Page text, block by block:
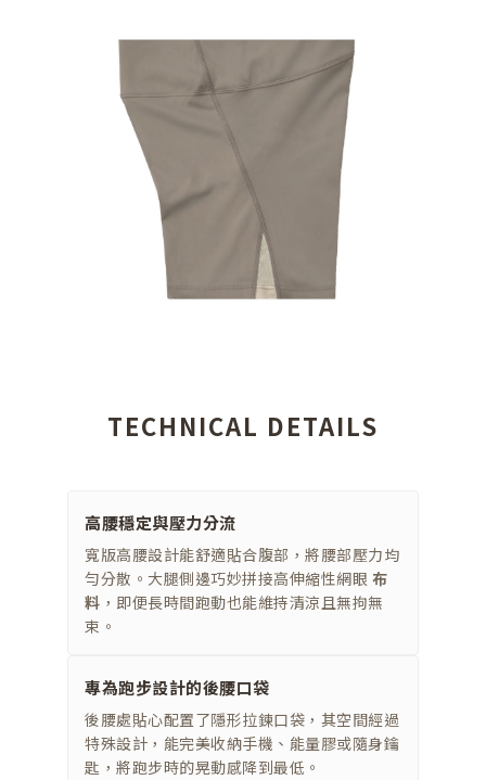
TECHNICAL DETAILS
高腰穩定與壓力分流
寬版高腰設計能舒適貼合腹部，將腰部壓力均
勻分散。大腿側邊巧妙拼接高伸縮性網眼 布
料 ，即便長時間跑動也能維持清涼且無拘無
束。
專為跑步設計的後腰口袋
後腰處貼心配置了隱形拉鍊口袋，其空間經過
特殊設計，能完美收納手機、能量膠或隨身鑰
匙，將跑步時的晃動感降到最低。